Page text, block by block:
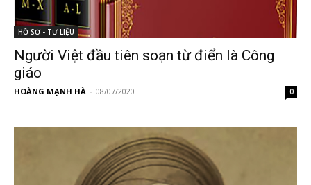
HỒ SƠ - TƯ LIỆU
Người Việt đầu tiên soạn từ điển là Công
giáo
HOÀNG MẠNH HÀ - 08/07/2020 0